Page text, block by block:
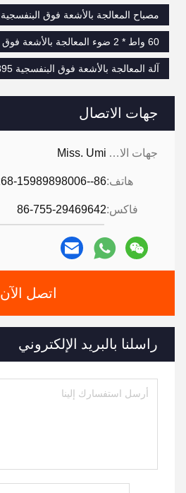
جهات الاتصال
جهات الاتصال: Miss. Umi
هاتف:86--18926468268-15989898006
فاكس:86-755-29469642
اتصل الآن
راسلنا بالبريد الإلكتروني
مصباح المعالجة بالأشعة فوق البنفسجية 60 واط * 2
60 واط * 2 ضوء المعالجة بالأشعة فوق البنفسجية LED
آلة المعالجة بالأشعة فوق البنفسجية LED 395 نانومتر